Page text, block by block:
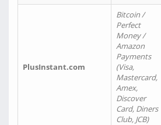
PlusInstant.com
Bitcoin /
Perfect
Money /
Amazon
Payments
(Visa,
Mastercard,
Amex,
Discover
Card, Diners
Club, JCB)